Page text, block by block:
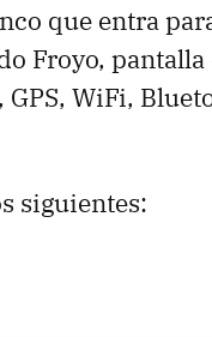
que entra
Froyo,
GPS, WiFi,
siguientes: